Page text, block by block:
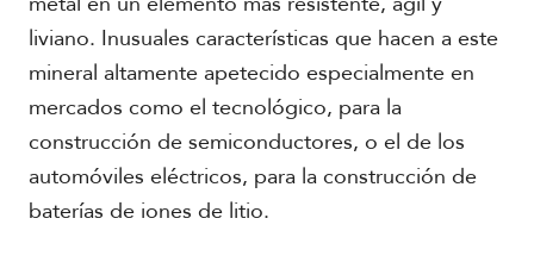
liviano. Inusuales características que hacen a este
mineral altamente apetecido especialmente en
mercados como el tecnológico, para la
construcción de semiconductores, o el de los
automóviles eléctricos, para la construcción de
baterías de iones de litio.